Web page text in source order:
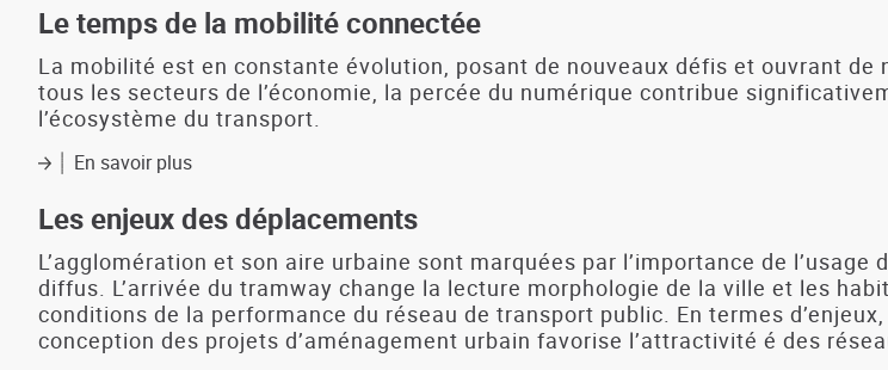
:
et
si
nous
revenions
sur
reçues
?
Le temps de la mobilité connectée
La mobilité est en constante évolution, posant de nouveaux défis et ouvrant
tous les secteurs de l’économie, la percée du numérique contribue
l’écosystème du transport.
En savoir plus
temps
de
la
mobilité
connectée
Les enjeux des déplacements
L’agglomération et son aire urbaine sont marquées par l’importance de
diffus. L’arrivée du tramway change la lecture morphologie de la ville et les
conditions de la performance du réseau de transport public. En termes
conception des projets d’aménagement urbain favorise l’attractivité é des